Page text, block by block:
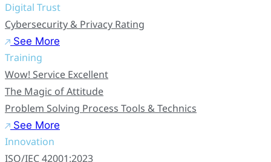
Digital Trust
Cybersecurity & Privacy Rating
See More
Training
Wow! Service Excellent
The Magic of Attitude
Problem Solving Process Tools & Technics
See More
Innovation
ISO/IEC 42001:2023